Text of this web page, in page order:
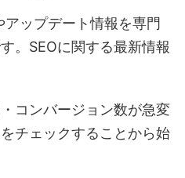
ップデート情報を専門
。SEOに関する最新情報
コンバージョン数が急変
チェックすることから始